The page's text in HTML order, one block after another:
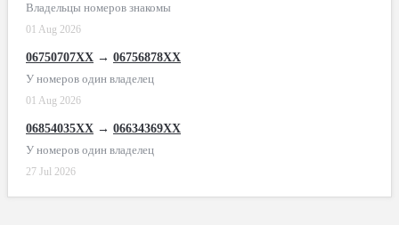
Владельцы номеров знакомы
01 Aug 2026
06750707XX → 06756878XX
У номеров один владелец
01 Aug 2026
06854035XX → 06634369XX
У номеров один владелец
27 Jul 2026